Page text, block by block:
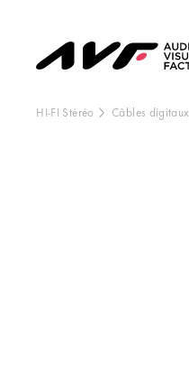
HI-FI Stéréo Câbles digitaux